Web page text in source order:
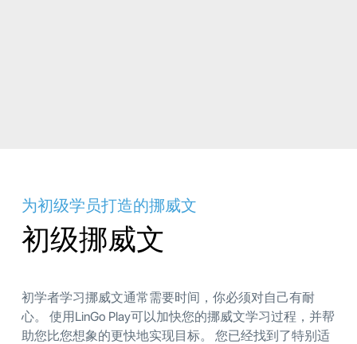
为初级学员打造的挪威文
初级挪威文
初学者学习挪威文通常需要时间，你必须对自己有耐
心。 使用LinGo Play可以加快您的挪威文学习过程，并帮
助您比您想象的更快地实现目标。 您已经找到了特别适